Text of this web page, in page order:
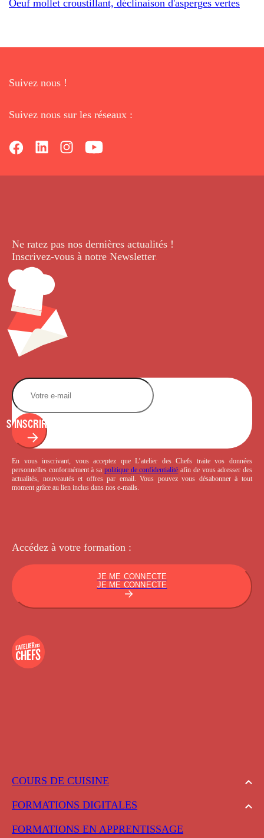
Oeuf mollet croustillant, déclinaison d'asperges vertes
Suivez nous !
Suivez nous sur les réseaux :
COURS DE CUISINE
FORMATIONS DIGITALES
FORMATIONS EN APPRENTISSAGE
Ne ratez pas nos dernières actualités !
Inscrivez-vous à notre Newsletter.
S'INSCRIRE
En vous inscrivant, vous acceptez que L’atelier des Chefs traite vos données
personnelles conformément à sa politique de confidentialité afin de vous adresser des
actualités, nouveautés et offres par email. Vous pouvez vous désabonner à tout
moment grâce au lien inclus dans nos e-mails.
Accédez à votre formation :
JE ME CONNECTE
JE ME CONNECTE